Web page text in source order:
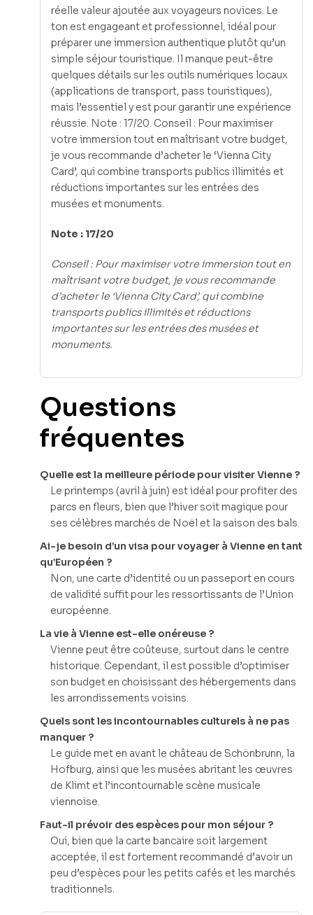
réelle valeur ajoutée aux voyageurs novices. Le
ton est engageant et professionnel, idéal pour
préparer une immersion authentique plutôt qu’un
simple séjour touristique. Il manque peut-être
quelques détails sur les outils numériques locaux
(applications de transport, pass touristiques),
mais l’essentiel y est pour garantir une expérience
réussie. Note : 17/20. Conseil : Pour maximiser
votre immersion tout en maîtrisant votre budget,
je vous recommande d’acheter le ‘Vienna City
Card’, qui combine transports publics illimités et
réductions importantes sur les entrées des
musées et monuments.
Note : 17/20
Conseil : Pour maximiser votre immersion tout en
maîtrisant votre budget, je vous recommande
d’acheter le ‘Vienna City Card’, qui combine
transports publics illimités et réductions
importantes sur les entrées des musées et
monuments.
Questions
fréquentes
Quelle est la meilleure période pour visiter Vienne ?
Le printemps (avril à juin) est idéal pour profiter des
parcs en fleurs, bien que l’hiver soit magique pour
ses célèbres marchés de Noël et la saison des bals.
Ai-je besoin d’un visa pour voyager à Vienne en tant
qu’Européen ?
Non, une carte d’identité ou un passeport en cours
de validité suffit pour les ressortissants de l’Union
européenne.
La vie à Vienne est-elle onéreuse ?
Vienne peut être coûteuse, surtout dans le centre
historique. Cependant, il est possible d’optimiser
son budget en choisissant des hébergements dans
les arrondissements voisins.
Quels sont les incontournables culturels à ne pas
manquer ?
Le guide met en avant le château de Schönbrunn, la
Hofburg, ainsi que les musées abritant les œuvres
de Klimt et l’incontournable scène musicale
viennoise.
Faut-il prévoir des espèces pour mon séjour ?
Oui, bien que la carte bancaire soit largement
acceptée, il est fortement recommandé d’avoir un
peu d’espèces pour les petits cafés et les marchés
traditionnels.